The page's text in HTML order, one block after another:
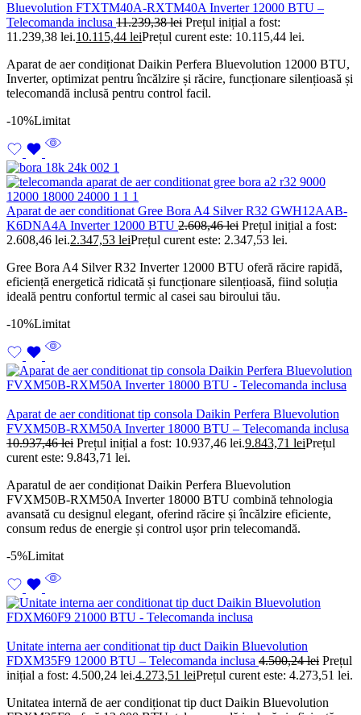
Bluevolution FTXTM40A-RXTM40A Inverter 12000 BTU –
Telecomanda inclusa 11.239,38lei Prețul inițial a fost:
11.239,38 lei.10.115,44 leiPrețul curent este: 10.115,44 lei.
Aparat de aer condiționat Daikin Perfera Bluevolution 12000 BTU,
Inverter, optimizat pentru încălzire și răcire, funcționare silențioasă și
telecomandă inclusă pentru control facil.
-10%Limitat
Aparat de aer conditionat Gree Bora A4 Silver R32 GWH12AAB-
K6DNA4A Inverter 12000 BTU 2.608,46lei Prețul inițial a fost:
2.608,46 lei.2.347,53 leiPrețul curent este: 2.347,53 lei.
Gree Bora A4 Silver R32 Inverter 12000 BTU oferă răcire rapidă,
eficiență energetică ridicată și funcționare silențioasă, fiind soluția
ideală pentru confortul termic al casei sau biroului tău.
-10%Limitat
Aparat de aer conditionat tip consola Daikin Perfera Bluevolution
FVXM50B-RXM50A Inverter 18000 BTU – Telecomanda inclusa
10.937,46lei Prețul inițial a fost: 10.937,46 lei.9.843,71 leiPrețul
curent este: 9.843,71 lei.
Aparatul de aer condiționat Daikin Perfera Bluevolution
FVXM50B-RXM50A Inverter 18000 BTU combină tehnologia
avansată cu designul elegant, oferind răcire și încălzire eficiente,
consum redus de energie și control ușor prin telecomandă.
-5%Limitat
Unitate interna aer conditionat tip duct Daikin Bluevolution
FDXM35F9 12000 BTU – Telecomanda inclusa 4.500,24lei Prețul
inițial a fost: 4.500,24 lei.4.273,51 leiPrețul curent este: 4.273,51 lei.
Unitatea internă de aer condiționat tip duct Daikin Bluevolution